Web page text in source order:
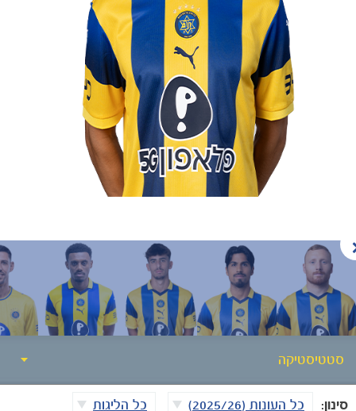
הקבוצות
סטטיסטיקה
סינון: כל העונות (2025/26) כל הליגות